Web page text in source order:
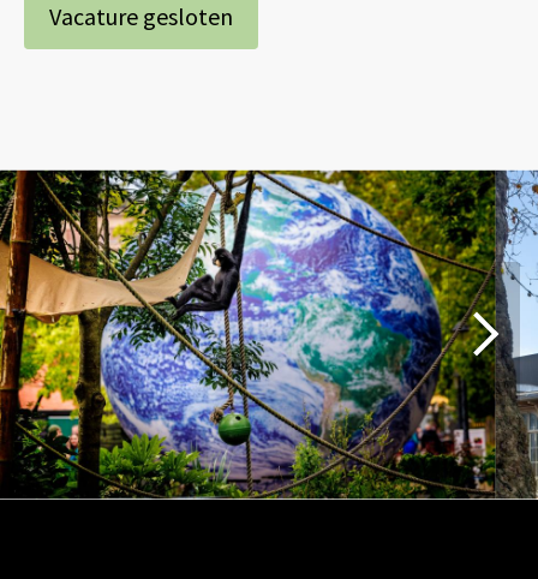
Vacature gesloten